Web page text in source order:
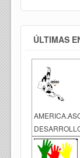
ÚLTIMAS